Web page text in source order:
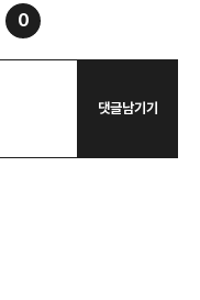
0
댓글남기기